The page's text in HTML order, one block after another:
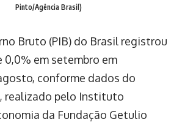
Pinto/Agência Brasil)
Bruto (PIB) do Brasil registrou
em setembro em
conforme dados do
realizado pelo Instituto
da Fundação Getulio